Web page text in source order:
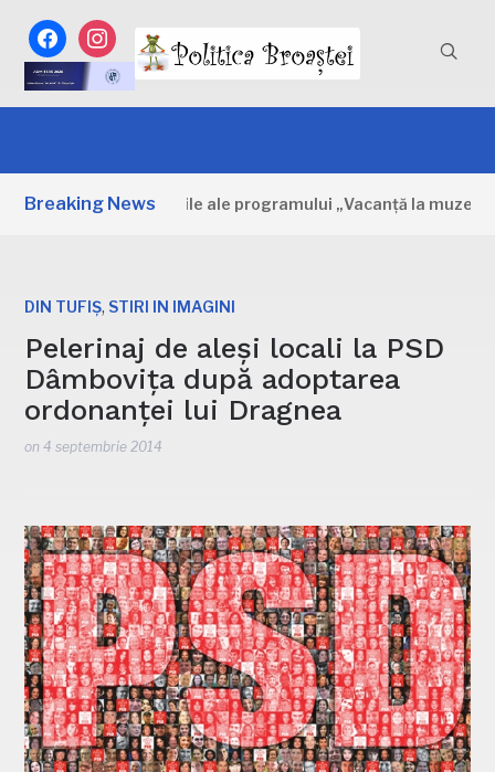
facebookinstagram
Breaking News
Primele zile ale programului „Vacanță la muzeu”
DIN TUFIȘ, STIRI IN IMAGINI
Pelerinaj de aleși locali la PSD
Dâmbovița după adoptarea
ordonanței lui Dragnea
on4 septembrie 2014